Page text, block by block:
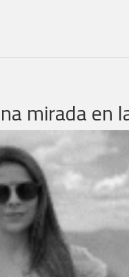
mirada en